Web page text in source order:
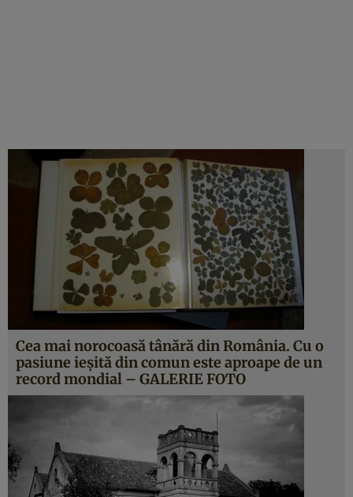
Cea mai norocoasă tânără din România. Cu o
pasiune ieşită din comun este aproape de un
record mondial – GALERIE FOTO